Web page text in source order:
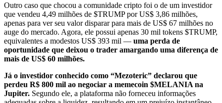
Outro caso que chocou a comunidade cripto foi o de um investidor
que vendeu 4,49 milhões de $TRUMP por US$ 3,86 milhões,
apenas para ver seu valor disparar para mais de US$ 67 milhões no
auge do mercado. Agora, ele possui apenas 30 mil tokens $TRUMP,
equivalentes a modestos US$ 393 mil — uma perda de
oportunidade que deixou o trader amargando uma diferença de
mais de US$ 60 milhões.
Já o investidor conhecido como “Mezoteric” declarou que
perdeu R$ 800 mil ao negociar a memecoin $MELANIA na
Jupiter. Segundo ele, a plataforma não forneceu informações